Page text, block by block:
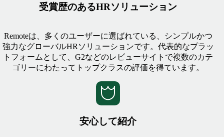
受賞歴のあるHRソリューション
Remoteは、多くのユーザーに選ばれている、シンプルかつ
強力なグローバルHRソリューションです。代表的なプラッ
トフォームとして、G2などのレビューサイトで複数のカテ
ゴリーにわたってトップクラスの評価を得ています。
安心して紹介